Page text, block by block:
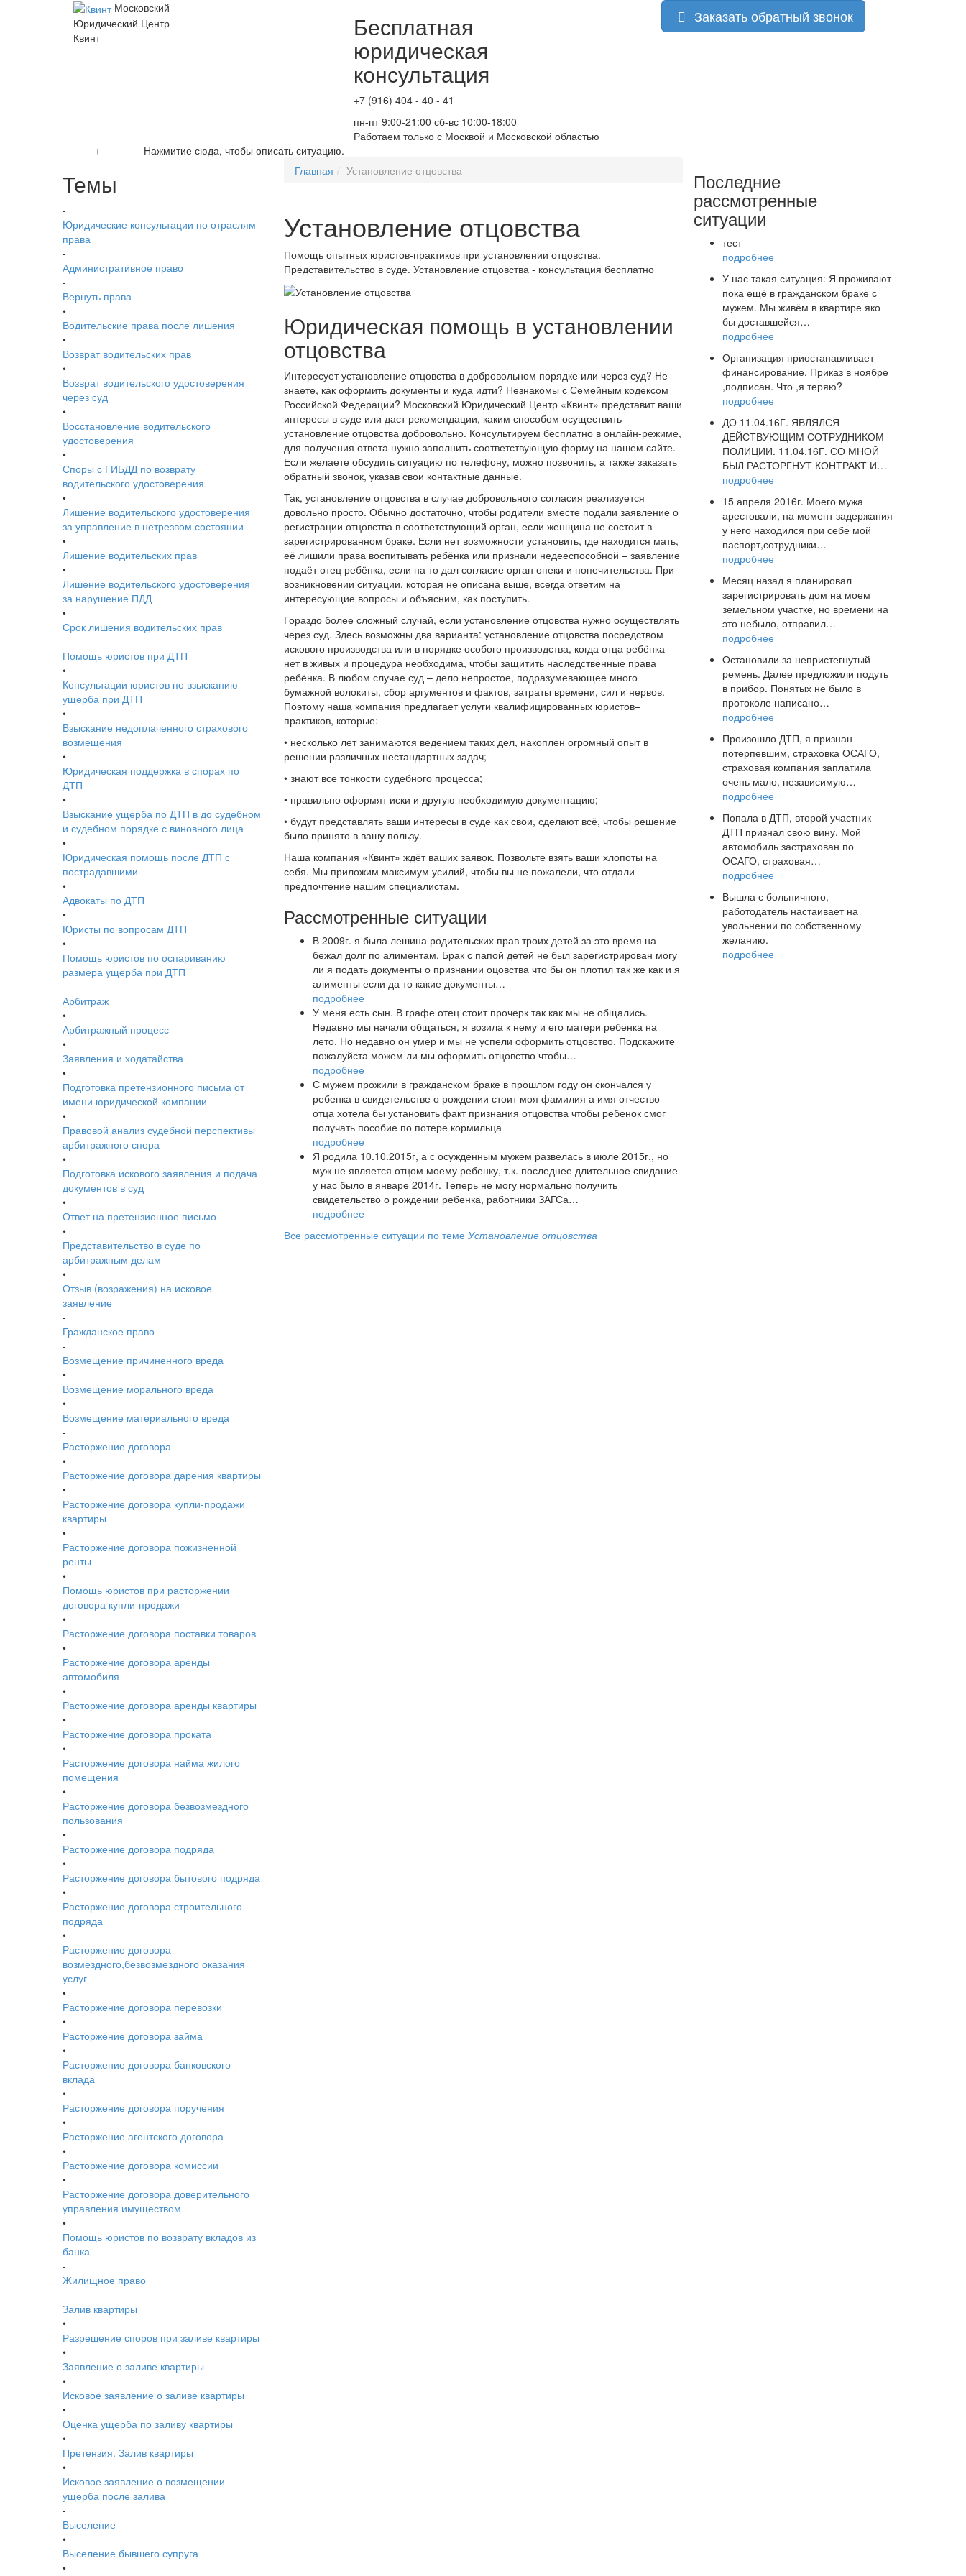
Московский
Юридический Центр
Квинт
Бесплатная
юридическая
консультация
+7 (916) 404 - 40 - 41
пн-пт 9:00-21:00 сб-вс 10:00-18:00
Работаем только с Москвой и Московской областью
Заказать обратный звонок
Нажмитие сюда, чтобы описать ситуацию.
Темы
-
Юридические консультации по отраслям
права
-
Административное право
-
Вернуть права
•
Водительские права после лишения
•
Возврат водительских прав
•
Возврат водительского удостоверения
через суд
•
Восстановление водительского
удостоверения
•
Споры с ГИБДД по возврату
водительского удостоверения
•
Лишение водительского удостоверения
за управление в нетрезвом состоянии
•
Лишение водительских прав
•
Лишение водительского удостоверения
за нарушение ПДД
•
Срок лишения водительских прав
-
Помощь юристов при ДТП
•
Консультации юристов по взысканию
ущерба при ДТП
•
Взыскание недоплаченного страхового
возмещения
•
Юридическая поддержка в спорах по
ДТП
•
Взыскание ущерба по ДТП в до судебном
и судебном порядке с виновного лица
•
Юридическая помощь после ДТП с
пострадавшими
•
Адвокаты по ДТП
•
Юристы по вопросам ДТП
•
Помощь юристов по оспариванию
размера ущерба при ДТП
-
Арбитраж
•
Арбитражный процесс
•
Заявления и ходатайства
•
Подготовка претензионного письма от
имени юридической компании
•
Правовой анализ судебной перспективы
арбитражного спора
•
Подготовка искового заявления и подача
документов в суд
•
Ответ на претензионное письмо
•
Представительство в суде по
арбитражным делам
•
Отзыв (возражения) на исковое
заявление
-
Гражданское право
-
Возмещение причиненного вреда
•
Возмещение морального вреда
•
Возмещение материального вреда
-
Расторжение договора
•
Расторжение договора дарения квартиры
•
Расторжение договора купли-продажи
квартиры
•
Расторжение договора пожизненной
ренты
•
Помощь юристов при расторжении
договора купли-продажи
•
Расторжение договора поставки товаров
•
Расторжение договора аренды
автомобиля
•
Расторжение договора аренды квартиры
•
Расторжение договора проката
•
Расторжение договора найма жилого
помещения
•
Расторжение договора безвозмездного
пользования
•
Расторжение договора подряда
•
Расторжение договора бытового подряда
•
Расторжение договора строительного
подряда
•
Расторжение договора
возмездного,безвозмездного оказания
услуг
•
Расторжение договора перевозки
•
Расторжение договора займа
•
Расторжение договора банковского
вклада
•
Расторжение договора поручения
•
Расторжение агентского договора
•
Расторжение договора комиссии
•
Расторжение договора доверительного
управления имуществом
•
Помощь юристов по возврату вкладов из
банка
-
Жилищное право
-
Залив квартиры
•
Разрешение споров при заливе квартиры
•
Заявление о заливе квартиры
•
Исковое заявление о заливе квартиры
•
Оценка ущерба по заливу квартиры
•
Претензия. Залив квартиры
•
Исковое заявление о возмещении
ущерба после залива
-
Выселение
•
Выселение бывшего супруга
•
Главная Установление отцовства
Установление отцовства
Помощь опытных юристов-практиков при установлении отцовства.
Представительство в суде. Установление отцовства - консультация бесплатно
Юридическая помощь в установлении
отцовства
Интересует установление отцовства в добровольном порядке или через суд? Не
знаете, как оформить документы и куда идти? Незнакомы с Семейным кодексом
Российской Федерации? Московский Юридический Центр «Квинт» представит ваши
интересы в суде или даст рекомендации, каким способом осуществить
установление отцовства добровольно. Консультируем бесплатно в онлайн-режиме,
для получения ответа нужно заполнить соответствующую форму на нашем сайте.
Если желаете обсудить ситуацию по телефону, можно позвонить, а также заказать
обратный звонок, указав свои контактные данные.
Так, установление отцовства в случае добровольного согласия реализуется
довольно просто. Обычно достаточно, чтобы родители вместе подали заявление о
регистрации отцовства в соответствующий орган, если женщина не состоит в
зарегистрированном браке. Если нет возможности установить, где находится мать,
её лишили права воспитывать ребёнка или признали недееспособной – заявление
подаёт отец ребёнка, если на то дал согласие орган опеки и попечительства. При
возникновении ситуации, которая не описана выше, всегда ответим на
интересующие вопросы и объясним, как поступить.
Гораздо более сложный случай, если установление отцовства нужно осуществлять
через суд. Здесь возможны два варианта: установление отцовства посредством
искового производства или в порядке особого производства, когда отца ребёнка
нет в живых и процедура необходима, чтобы защитить наследственные права
ребёнка. В любом случае суд – дело непростое, подразумевающее много
бумажной волокиты, сбор аргументов и фактов, затраты времени, сил и нервов.
Поэтому наша компания предлагает услуги квалифицированных юристов–
практиков, которые:
• несколько лет занимаются ведением таких дел, накоплен огромный опыт в
решении различных нестандартных задач;
• знают все тонкости судебного процесса;
• правильно оформят иски и другую необходимую документацию;
• будут представлять ваши интересы в суде как свои, сделают всё, чтобы решение
было принято в вашу пользу.
Наша компания «Квинт» ждёт ваших заявок. Позвольте взять ваши хлопоты на
себя. Мы приложим максимум усилий, чтобы вы не пожалели, что отдали
предпочтение нашим специалистам.
Рассмотренные ситуации
В 2009г. я была лешина родительских прав троих детей за это время на
бежал долг по алиментам. Брак с папой детей не был зарегистрирован могу
ли я подать документы о признании оцовства что бы он плотил так же как и я
алименты если да то какие документы…
подробнее
У меня есть сын. В графе отец стоит прочерк так как мы не общались.
Недавно мы начали общаться, я возила к нему и его матери ребенка на
лето. Но недавно он умер и мы не успели оформить отцовство. Подскажите
пожалуйста можем ли мы оформить отцовство чтобы…
подробнее
С мужем прожили в гражданском браке в прошлом году он скончался у
ребенка в свидетельстве о рождении стоит моя фамилия а имя отчество
отца хотела бы установить факт признания отцовства чтобы ребенок смог
получать пособие по потере кормильца
подробнее
Я родила 10.10.2015г, а с осужденным мужем развелась в июле 2015г., но
муж не является отцом моему ребенку, т.к. последнее длительное свидание
у нас было в январе 2014г. Теперь не могу нормально получить
свидетельство о рождении ребенка, работники ЗАГСа…
подробнее
Все рассмотренные ситуации по теме Установление отцовства
Последние
рассмотренные
ситуации
тест
подробнее
У нас такая ситуация: Я проживают
пока ещё в гражданском браке с
мужем. Мы живём в квартире яко
бы доставшейся…
подробнее
Организация приостанавливает
финансирование. Приказ в ноябре
,подписан. Что ,я теряю?
подробнее
ДО 11.04.16Г. ЯВЛЯЛСЯ
ДЕЙСТВУЮЩИМ СОТРУДНИКОМ
ПОЛИЦИИ. 11.04.16Г. СО МНОЙ
БЫЛ РАСТОРГНУТ КОНТРАКТ И…
подробнее
15 апреля 2016г. Моего мужа
арестовали, на момент задержания
у него находился при себе мой
паспорт,сотрудники…
подробнее
Месяц назад я планировал
зарегистрировать дом на моем
земельном участке, но времени на
это небыло, отправил…
подробнее
Остановили за непристегнутый
ремень. Далее предложили подуть
в прибор. Понятых не было в
протоколе написано…
подробнее
Произошло ДТП, я признан
потерпевшим, страховка ОСАГО,
страховая компания заплатила
очень мало, независимую…
подробнее
Попала в ДТП, второй участник
ДТП признал свою вину. Мой
автомобиль застрахован по
ОСАГО, страховая…
подробнее
Вышла с больничного,
работодатель настаивает на
увольнении по собственному
желанию.
подробнее